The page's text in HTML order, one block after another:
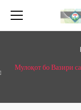
Мулоқот бо Вазири